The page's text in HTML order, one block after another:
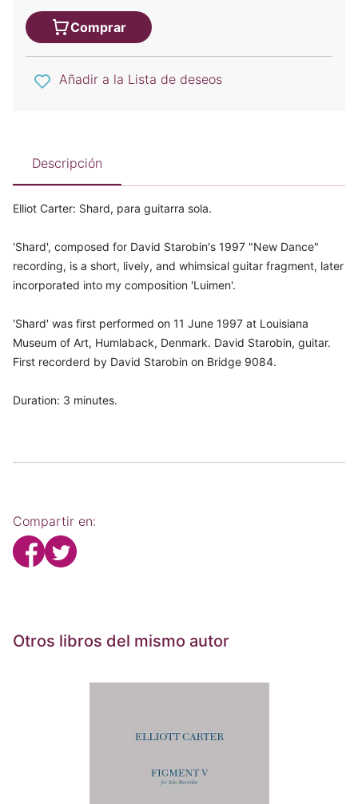
Comprar
Añadir a la Lista de deseos
Descripción
Elliot Carter: Shard, para guitarra sola.
'Shard', composed for David Starobin's 1997 "New Dance"
recording, is a short, lively, and whimsical guitar fragment, later
incorporated into my composition 'Luimen'.
'Shard' was first performed on 11 June 1997 at Louisiana
Museum of Art, Humlaback, Denmark. David Starobin, guitar.
First recorderd by David Starobin on Bridge 9084.
Duration: 3 minutes.
Compartir en:
Otros libros del mismo autor